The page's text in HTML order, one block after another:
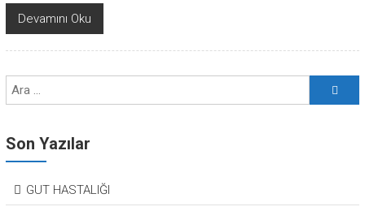
Devamını Oku
Son Yazılar
GUT HASTALIĞI